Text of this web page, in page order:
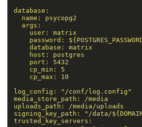
database:
  name: psycopg2
  args:
    user: matrix
password:
    database: matrix
    host: postgres
    port: 5432
    cp_min: 5
    cp_max: 10
log_config: "/conf/log.config"
media_store_path: /media
uploads_path: /media/uploads
signing_key_path: "/data/
trusted_key_servers: